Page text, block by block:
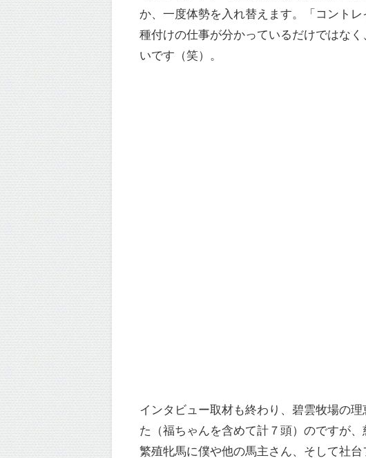
か、一度体勢を入れ替えます。「コント
種付けの仕事が分かっているだけではな
いです（笑）。
インタビュー取材も終わり、碧雲牧場の
た（福ちゃんを含めて計７頭）のですが
繁殖牝馬に僕や他の馬主さん、そして社